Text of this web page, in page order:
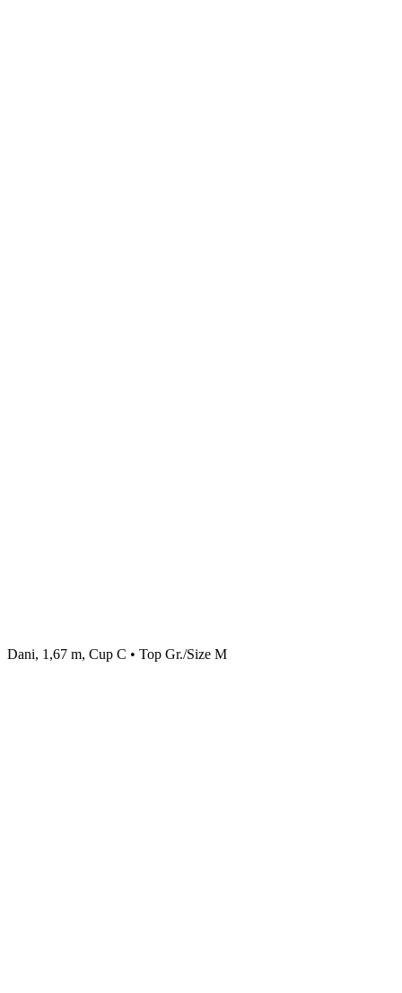
Dani, 1,67 m, Cup C • Top Gr./Size M